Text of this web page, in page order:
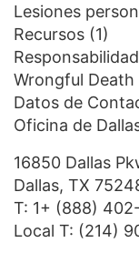
Lesiones
Recursos (1)
Wrongful Death
Datos de
Oficina de
16850 Dallas
Dallas, TX
T: 1+ (888)
Local T: (214)